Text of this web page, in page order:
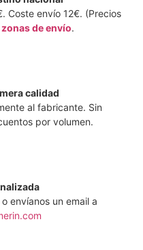
Coste envío 12€. (Precios
zonas de envío.
calidad
al fabricante. Sin
por volumen.
o envíanos un email a